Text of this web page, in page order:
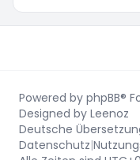
Powered by phpBB®
Designed by Leenoz
Deutsche
Datenschutz|